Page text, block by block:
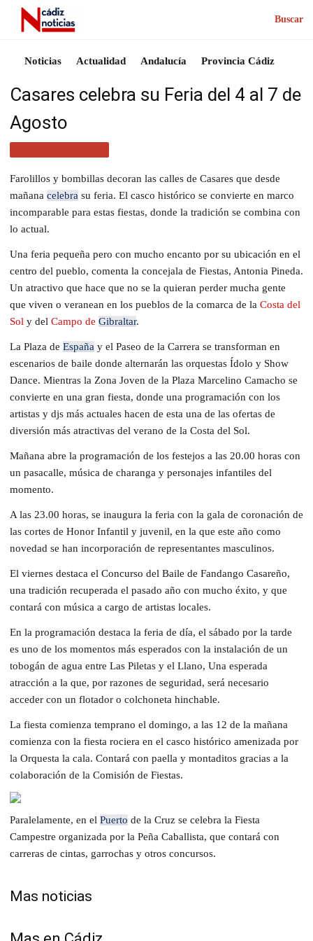
Buscar
Noticias Actualidad Andalucía Provincia Cádiz
Casares celebra su Feria del 4 al 7 de
Agosto
Farolillos y bombillas decoran las calles de Casares que desde
mañana celebra su feria. El casco histórico se convierte en marco
incomparable para estas fiestas, donde la tradición se combina con
lo actual.
Una feria pequeña pero con mucho encanto por su ubicación en el
centro del pueblo, comenta la concejala de Fiestas, Antonia Pineda.
Un atractivo que hace que no se la quieran perder mucha gente
que viven o veranean en los pueblos de la comarca de la Costa del
Sol y del Campo de Gibraltar.
La Plaza de España y el Paseo de la Carrera se transforman en
escenarios de baile donde alternarán las orquestas Ídolo y Show
Dance. Mientras la Zona Joven de la Plaza Marcelino Camacho se
convierte en una gran fiesta, donde una programación con los
artistas y djs más actuales hacen de esta una de las ofertas de
diversión más atractivas del verano de la Costa del Sol.
Mañana abre la programación de los festejos a las 20.00 horas con
un pasacalle, música de charanga y personajes infantiles del
momento.
A las 23.00 horas, se inaugura la feria con la gala de coronación de
las cortes de Honor Infantil y juvenil, en la que este año como
novedad se han incorporación de representantes masculinos.
El viernes destaca el Concurso del Baile de Fandango Casareño,
una tradición recuperada el pasado año con mucho éxito, y que
contará con música a cargo de artistas locales.
En la programación destaca la feria de día, el sábado por la tarde
es uno de los momentos más esperados con la instalación de un
tobogán de agua entre Las Piletas y el Llano, Una esperada
atracción a la que, por razones de seguridad, será necesario
acceder con un flotador o colchoneta hinchable.
La fiesta comienza temprano el domingo, a las 12 de la mañana
comienza con la fiesta rociera en el casco histórico amenizada por
la Orquesta la cala. Contará con paella y montaditos gracias a la
colaboración de la Comisión de Fiestas.
Paralelamente, en el Puerto de la Cruz se celebra la Fiesta
Campestre organizada por la Peña Caballista, que contará con
carreras de cintas, garrochas y otros concursos.
Mas noticias